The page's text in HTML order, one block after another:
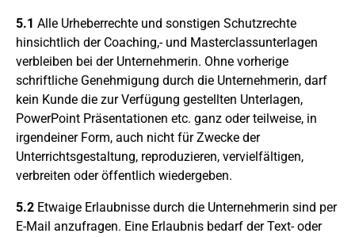
5.1 Alle Urheberrechte und sonstigen Schutzrechte
hinsichtlich der Coaching,- und Masterclassunterlagen
verbleiben bei der Unternehmerin. Ohne vorherige
schriftliche Genehmigung durch die Unternehmerin, darf
kein Kunde die zur Verfügung gestellten Unterlagen,
PowerPoint Präsentationen etc. ganz oder teilweise, in
irgendeiner Form, auch nicht für Zwecke der
Unterrichtsgestaltung, reproduzieren, vervielfältigen,
verbreiten oder öffentlich wiedergeben.
5.2 Etwaige Erlaubnisse durch die Unternehmerin sind per
E-Mail anzufragen. Eine Erlaubnis bedarf der Text- oder